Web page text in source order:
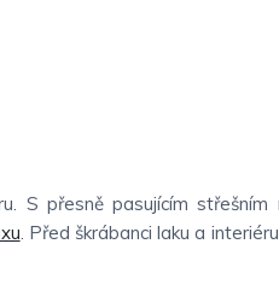
S přesně pasujícím střešním
. Před škrábanci laku a